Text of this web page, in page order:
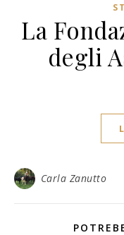
La
degli
Carla Zanutto